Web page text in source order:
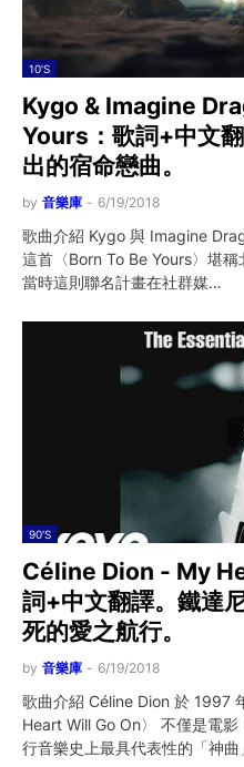
10'S
Kygo & Imagine
Yours：歌詞+中文
出的宿命戀曲。
by 音樂庫 - 6/19/2018
歌曲介紹 Kygo 與 Imagine
這首〈Born To Be Yours〉堪稱
當時這則聯名計畫在社群媒…
90'S
Céline Dion - My
詞+中文翻譯。鐵達
死的愛之航行。
by 音樂庫 - 6/19/2018
歌曲介紹 Céline Dion 於 1997
Heart Will Go On〉 不僅是電
行音樂史上最具代表性的「神